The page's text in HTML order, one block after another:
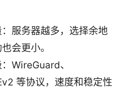
服务器越多，选择余地
会更小。
WireGuard、
等协议，速度和稳定性